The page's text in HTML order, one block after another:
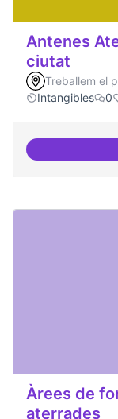
Antenes
ciutat
Treballem el
Intangibles
0
Àrees de
aterrades